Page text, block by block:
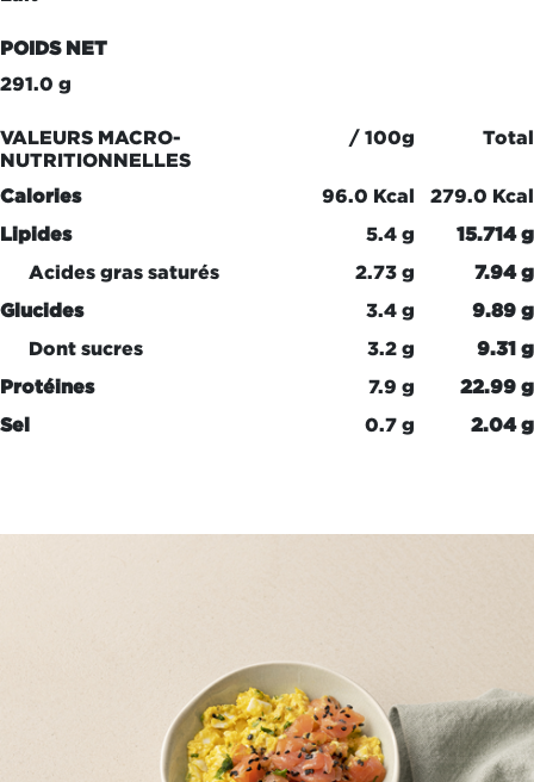
POIDS NET
291.0 g
VALEURS MACRO-
NUTRITIONNELLES
/ 100g Total
Calories 96.0 Kcal
279.0 Kcal
Lipides
5.4 g
15.714 g
Acides gras saturés
2.73 g
7.94 g
Glucides
3.4 g
9.89 g
Dont sucres
3.2 g
9.31 g
Protéines
7.9 g
22.99 g
Sel
0.7 g 2.04 g